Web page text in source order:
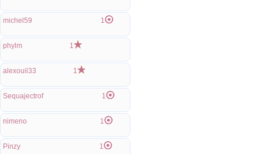
michel59 1
phylm 1
alexouil33 1
Sequajectrof 1
nimeno 1
Pinzy 1